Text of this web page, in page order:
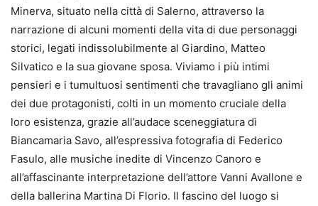
Minerva, situato nella città di Salerno, attraverso la
narrazione di alcuni momenti della vita di due personaggi
storici, legati indissolubilmente al Giardino, Matteo
Silvatico e la sua giovane sposa. Viviamo i più intimi
pensieri e i tumultuosi sentimenti che travagliano gli animi
dei due protagonisti, colti in un momento cruciale della
loro esistenza, grazie all’audace sceneggiatura di
Biancamaria Savo, all’espressiva fotografia di Federico
Fasulo, alle musiche inedite di Vincenzo Canoro e
all’affascinante interpretazione dell’attore Vanni Avallone e
della ballerina Martina Di Florio. Il fascino del luogo si